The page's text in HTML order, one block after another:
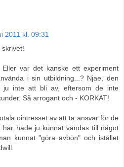
2011 kl. 09:31
var det kanske ett experiment
i sin utbildning...? Njae, den
ju inte att bli av, eftersom de inte
Så arrogant och - KORKAT!
ointresset av att ta ansvar för de
här hade ju kunnat vändas till något
kunnat "göra avbön" och istället